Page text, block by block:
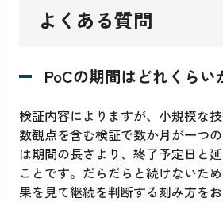
よくある質問
PoCの期間はどれくら
検証内容によりますが、小規模な
数観点を含む検証で数か月が一つ
は期間の長さより、終了予定日と
ことです。だらだらと続けないた
果を見て継続を判断する刻み方をお